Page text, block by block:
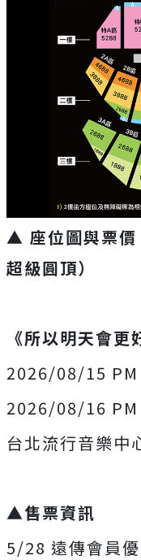
▲ 座位圖與票
超級圓頂）
《所以明天會
2026/08/15 PM
2026/08/16 PM
台北流行音樂中
▲售票資訊
5/28 遠傳會員